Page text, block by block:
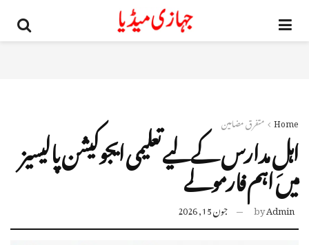
Home متفرق مضامین
اہلِ مدارس کے لیے تعلیمی ایجوکیشن پالیسیز
میں اہم فارمولے
byAdmin جون 15, 2026